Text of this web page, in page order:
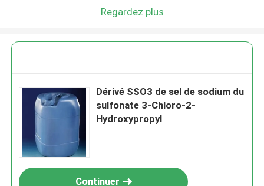
Regardez plus
Dérivé SSO3 de sel de sodium du
sulfonate 3-Chloro-2-
Hydroxypropyl
Continuer